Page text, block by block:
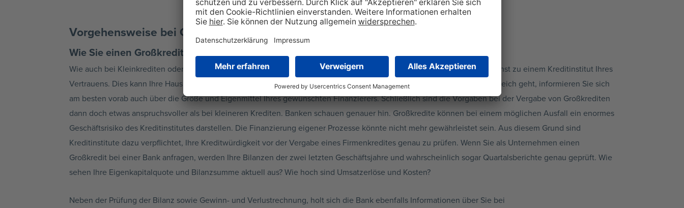
Vorgehensweise bei Großkrediten
Wie Sie einen Großkredit beantragen
Wie auch bei Kleinkrediten oder Krediten mittlerer Höhe gehen Sie bei Großkrediten mit dem Finanzierungsbedarf zunächst zu einem Kreditinstitut Ihres
Vertrauens. Dies kann Ihre Hausbank oder auch eine andere Bank sein. Wenn Ihr Finanzierungsbedarf in den Millionenbereich geht, informieren Sie sich
am besten vorab auch über die Größe und Eigenmittel Ihres gewünschten Finanzierers. Schließlich sind die Vorgaben bei der Vergabe von Großkrediten
dann doch etwas anspruchsvoller als bei kleineren Krediten. Banken schauen genauer hin. Großkredite können bei einem möglichen Ausfall ein enormes
Geschäftsrisiko des Kreditinstitutes darstellen. Die Finanzierung eigener Prozesse könnte nicht mehr gewährleistet sein. Aus diesem Grund sind
Kreditinstitute dazu verpflichtet, Ihre Kreditwürdigkeit vor der Vergabe eines Firmenkredites genau zu prüfen. Wenn Sie als Unternehmen einen
Großkredit bei einer Bank anfragen, werden Ihre Bilanzen der zwei letzten Geschäftsjahre und wahrscheinlich sogar Quartalsberichte genau geprüft. Wie
sehen Ihre Eigenkapitalquote und Bilanzsumme aktuell aus? Wie hoch sind Umsatzerlöse und Kosten?
Neben der Prüfung der Bilanz sowie Gewinn- und Verlustrechnung, holt sich die Bank ebenfalls Informationen über Sie bei